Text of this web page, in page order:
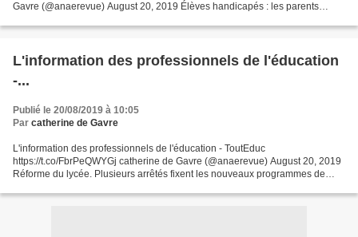
Gavre (@anaerevue) August 20, 2019 Élèves handicapés : les parents
L'information des professionnels de l'éducation
-...
Publié le 20/08/2019 à 10:05
Par catherine de Gavre
L'information des professionnels de l'éducation - ToutEduc
https://t.co/FbrPeQWYGj catherine de Gavre (@anaerevue) August 20, 2019
Réforme du lycée. Plusieurs arrêtés fixent les nouveaux programmes de